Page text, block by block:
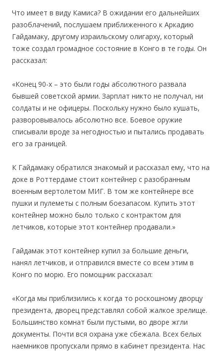
Что имеет в виду Камиса? В ожидании его дальнейших
разоблачений, послушаем приближенного к Аркадию
Гайдамаку, другому израильскому олигарху, который
тоже создал громадное состояние в Конго в те годы. Он
рассказал:
«Конец 90-х – это были годы абсолютного развала
бывшей советской армии. Зарплат никто не получал, ни
солдаты и не офицеры. Поскольку нужно было кушать,
разворовывалось абсолютно все. Боевое оружие
списывали вроде за негодностью и пытались продавать
его за границей.
К Гайдамаку обратился знакомый и рассказал ему, что на
доке в Роттердаме стоит контейнер с разобранным
военным вертолетом МИГ. В том же контейнере все
пушки и пулеметы с полным боезапасом. Купить этот
контейнер можно было только с контрактом для
летчиков, которые этот контейнер продавали.»
Гайдамак этот контейнер купил за большие деньги,
нанял летчиков, и отправился вместе со всем этим в
Конго по морю. Его помощник рассказал:
«Когда мы приблизились к когда то роскошному дворцу
президента, дворец представлял собой жалкое зрелище.
Большинство комнат были пустыми, во дворе жгли
документы. Почти вся охрана уже сбежала. Всех белых
наемников пропускали прямо в кабинет президента. Нас